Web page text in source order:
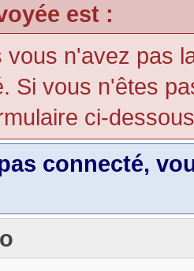
est :
vous n'avez pas
Si vous n'êtes
ci-
connecté,